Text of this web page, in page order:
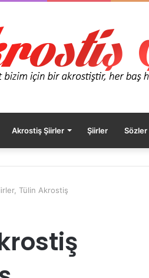
Akrostiş Şiirler Şiirler Sözler
Tülin Akrostiş